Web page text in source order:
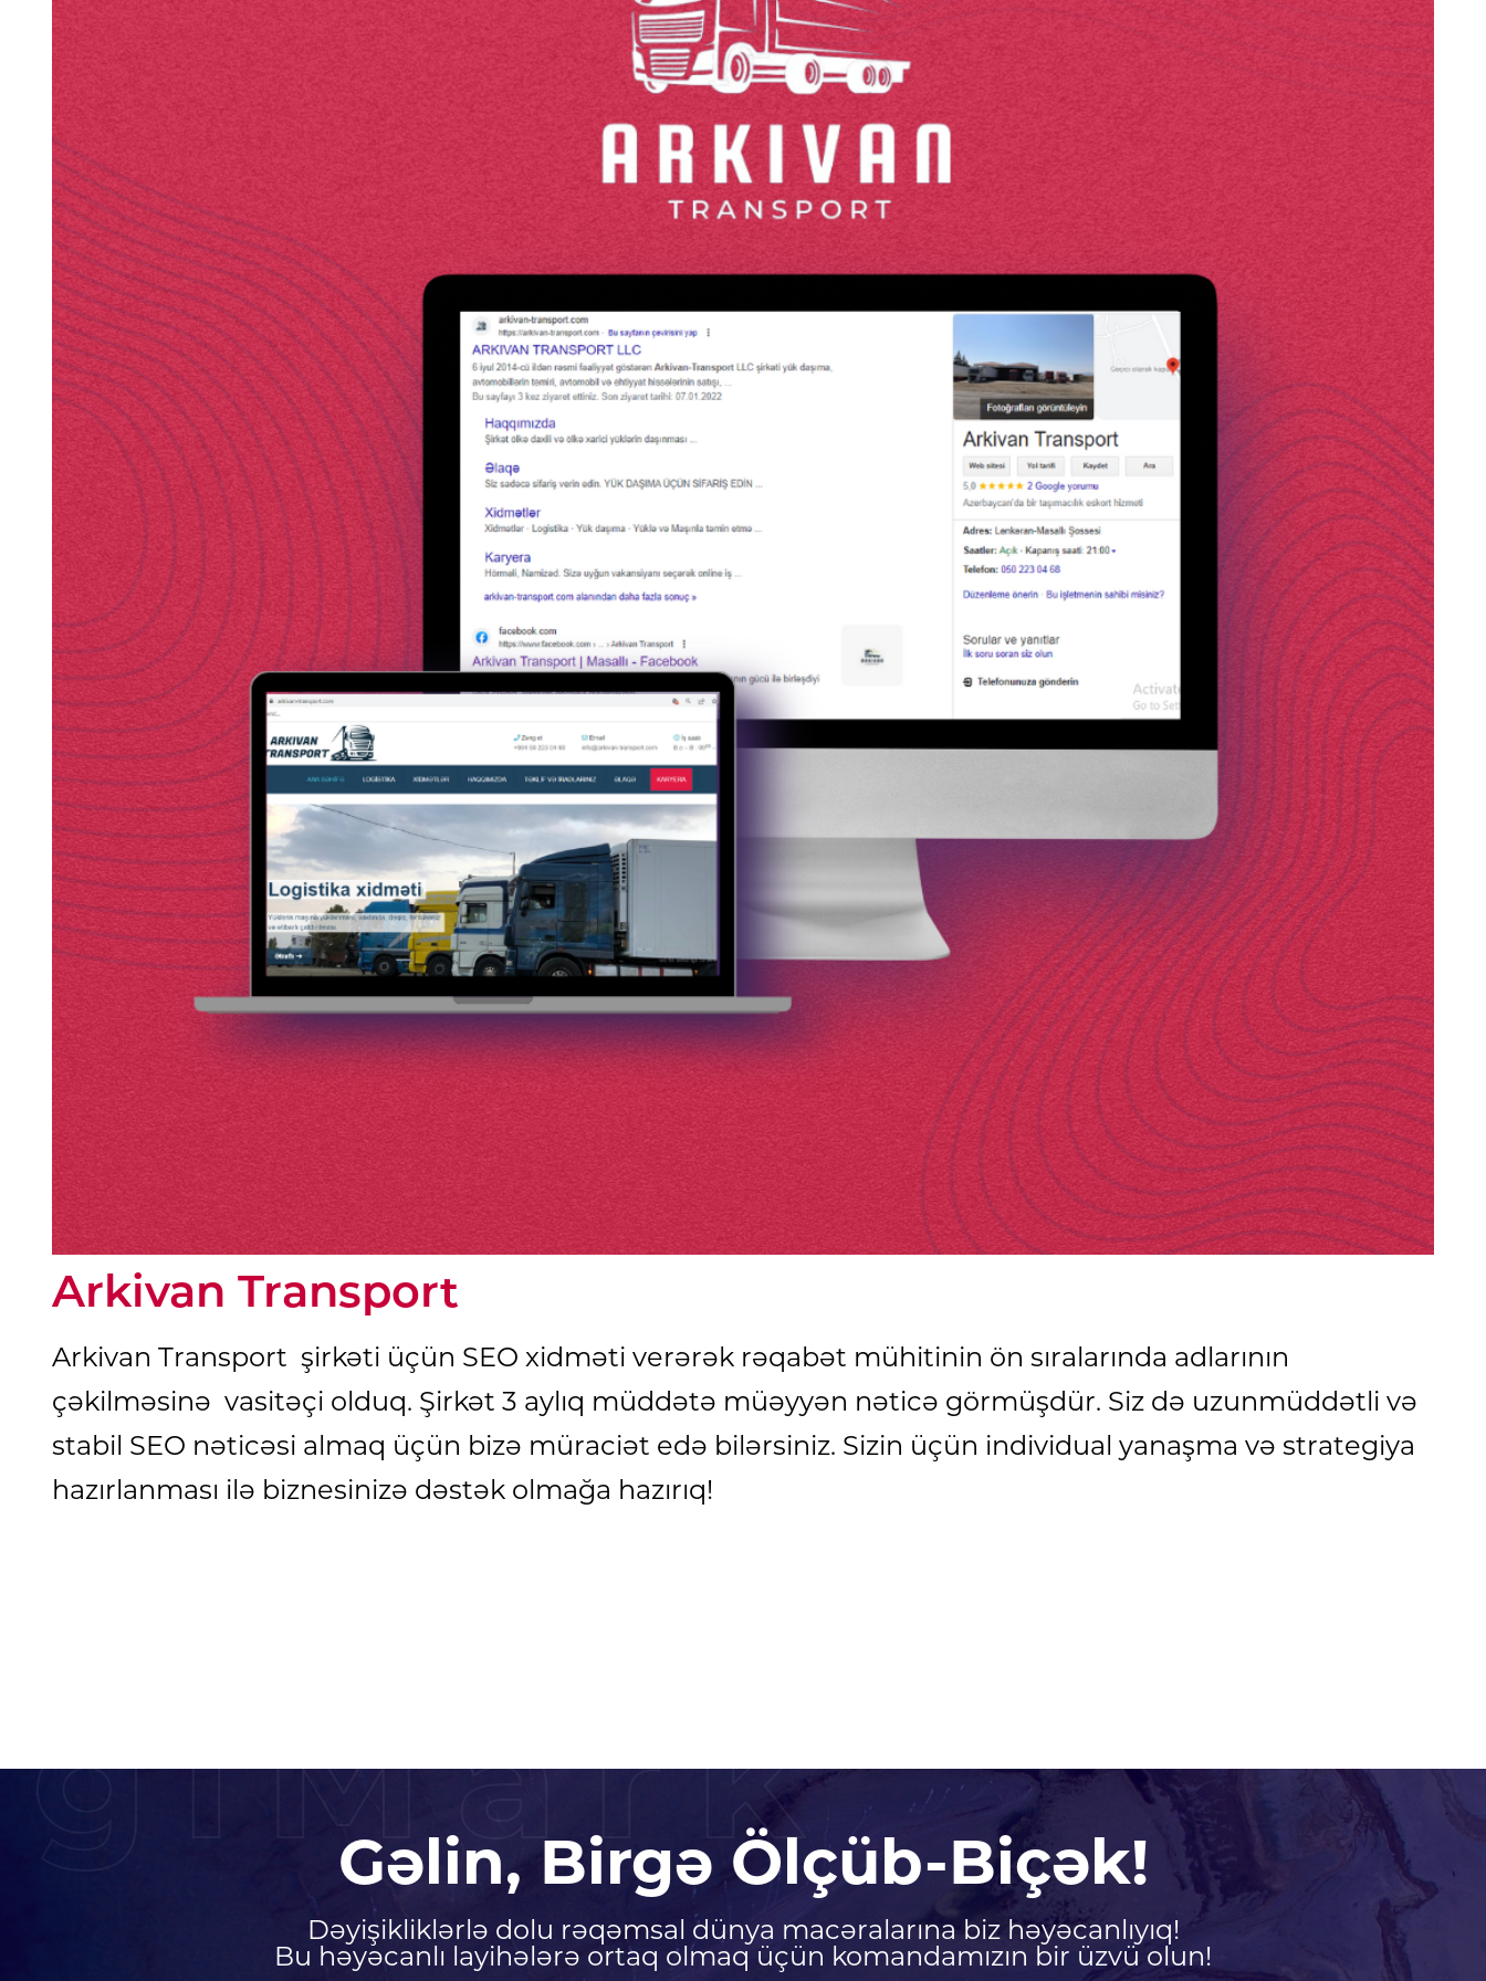
Arkivan Transport
Arkivan Transport şirkəti üçün SEO xidməti verərək rəqabət mühitinin ön sıralarında adlarının
çəkilməsinə vasitəçi olduq. Şirkət 3 aylıq müddətə müəyyən nəticə görmüşdür. Siz də uzunmüddətli və
stabil SEO nəticəsi almaq üçün bizə müraciət edə bilərsiniz. Sizin üçün individual yanaşma və strategiya
hazırlanması ilə biznesinizə dəstək olmağa hazırıq!
Gəlin, Birgə Ölçüb-Biçək!
Dəyişikliklərlə dolu rəqəmsal dünya macəralarına biz həyəcanlıyıq!
Bu həyəcanlı layihələrə ortaq olmaq üçün komandamızın bir üzvü olun!